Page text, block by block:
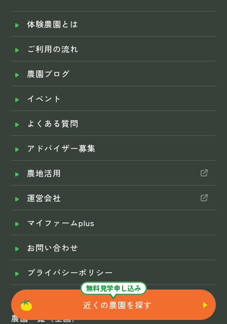
無料見学申し込み
近くの農園を探す
体験農園とは
ご利用の流れ
農園ブログ
イベント
よくある質問
アドバイザー募集
農地活用
運営会社
マイファームplus
お問い合わせ
プライバシーポリシー
農園一覧（全国）